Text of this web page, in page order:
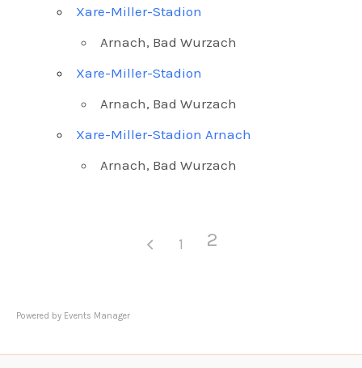
Xare-Miller-Stadion
Arnach, Bad Wurzach
Xare-Miller-Stadion
Arnach, Bad Wurzach
Xare-Miller-Stadion Arnach
Arnach, Bad Wurzach
1 2
Powered by Events Manager